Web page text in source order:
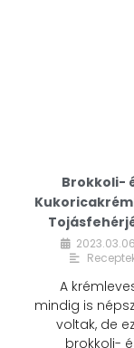
Brokkoli-
A
mindig is
voltak, de
brokkoli-